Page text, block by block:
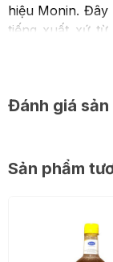
hiệu Monin. Đây
tiếng xuất xứ
Đánh giá sản
Sản phẩm